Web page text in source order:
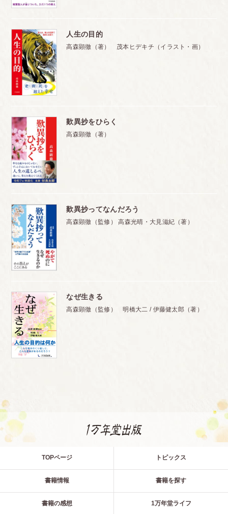
人生の目的
高森顕徹（著） 茂本ヒデキチ（イラスト・画）
歎異抄をひらく
高森顕徹（著）
歎異抄ってなんだろう
高森顕徹（監修） 高森光晴・大見滋紀（著）
なぜ生きる
高森顕徹（監修） 明橋大二 / 伊藤健太郎（著）
TOPページ トピックス
書籍情報 書籍を探す
書籍の感想 1万年堂ライフ